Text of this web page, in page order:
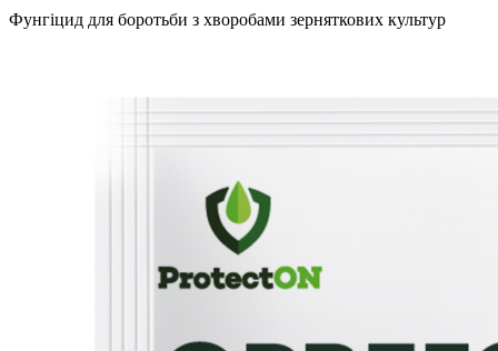
Фунгіцид для боротьби з хворобами зерняткових культур